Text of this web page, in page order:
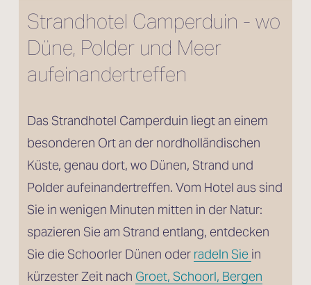
Strandhotel Camperduin - wo
Düne, Polder und Meer
aufeinandertreffen
Das Strandhotel Camperduin liegt an einem
besonderen Ort an der nordholländischen
Küste, genau dort, wo Dünen, Strand und
Polder aufeinandertreffen. Vom Hotel aus sind
Sie in wenigen Minuten mitten in der Natur:
spazieren Sie am Strand entlang, entdecken
Sie die Schoorler Dünen oder radeln Sie in
kürzester Zeit nach Groet, Schoorl, Bergen